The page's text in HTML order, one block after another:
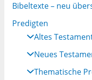
Bibeltexte – neu
Predigten
Altes
Neues
Thematische